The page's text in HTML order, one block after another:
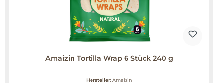
Amaizin Tortilla Wrap 6 Stück 240 g
Hersteller: Amaizin